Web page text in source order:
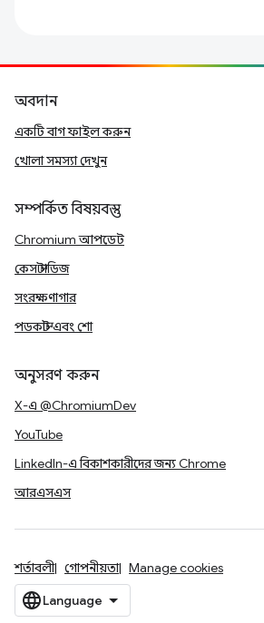
অবদান
একটি বাগ ফাইল করুন
খোলা সমস্যা দেখুন
সম্পর্কিত বিষয়বস্তু
Chromium আপডেট
কেস স্টাডিজ
সংরক্ষণাগার
পডকাস্ট এবং শো
অনুসরণ করুন
X-এ @ChromiumDev
YouTube
LinkedIn-এ বিকাশকারীদের জন্য Chrome
আরএসএস
শর্তাবলী গোপনীয়তা Manage cookies